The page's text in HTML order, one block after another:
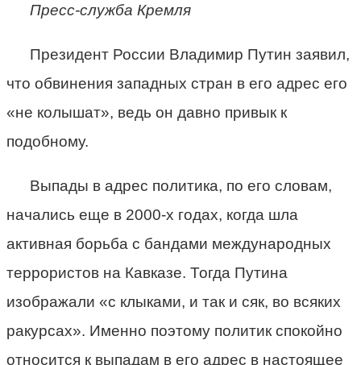
Пресс-служба Кремля
Президент России Владимир Путин заявил,
что обвинения западных стран в его адрес его
«не колышат», ведь он давно привык к
подобному.
Выпады в адрес политика, по его словам,
начались еще в 2000-х годах, когда шла
активная борьба с бандами международных
террористов на Кавказе. Тогда Путина
изображали «с клыками, и так и сяк, во всяких
ракурсах». Именно поэтому политик спокойно
относится к выпадам в его адрес в настоящее